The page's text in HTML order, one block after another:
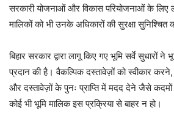
सरकारी योजनाओं और विकास परियोजनाओं के लिए
मालिकों को भी उनके अधिकारों की सुरक्षा सुनिश्चित
बिहार सरकार द्वारा लागू किए गए भूमि सर्वे सुधारों ने
प्रदान की है। वैकल्पिक दस्तावेज़ों को स्वीकार
और दस्तावेज़ों के पुनः प्राप्ति में मदद देने जैसे कदमों
कोई भी भूमि मालिक इस प्रक्रिया से बाहर न हो।